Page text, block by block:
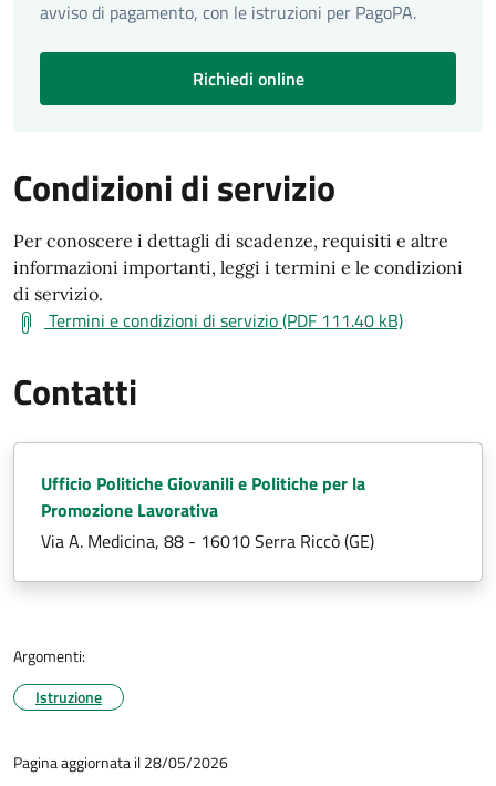
avviso di pagamento, con le istruzioni per PagoPA.
Richiedi online
Condizioni di servizio
Per conoscere i dettagli di scadenze, requisiti e altre
informazioni importanti, leggi i termini e le condizioni
di servizio.
Termini e condizioni di servizio (PDF 111.40 kB)
Contatti
Ufficio Politiche Giovanili e Politiche per la
Promozione Lavorativa
Via A. Medicina, 88 - 16010 Serra Riccò (GE)
Argomenti:
Istruzione
Pagina aggiornata il 28/05/2026